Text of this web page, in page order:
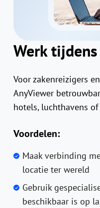
Werk
Voor zakenreizigers
AnyViewer
hotels, luchthavens
Voordelen:
Maak verbinding
locatie ter wereld
Gebruik
beschikbaar is op